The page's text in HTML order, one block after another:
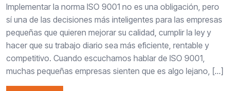
Implementar la norma ISO 9001 no es una obligación, pero
sí una de las decisiones más inteligentes para las empresas
pequeñas que quieren mejorar su calidad, cumplir la ley y
hacer que su trabajo diario sea más eficiente, rentable y
competitivo. Cuando escuchamos hablar de ISO 9001,
muchas pequeñas empresas sienten que es algo lejano, […]